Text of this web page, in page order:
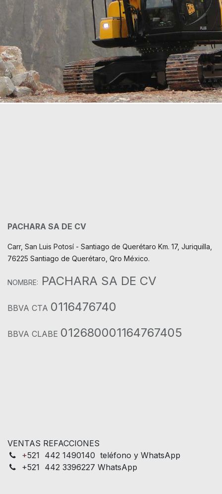
PACHARA SA DE CV
Carr, San Luis Potosí - Santiago de Querétaro Km. 17, Juriquilla,
76225 Santiago de Querétaro, Qro México.
NOMBRE: PACHARA SA DE CV
BBVA CTA 0116476740
BBVA CLABE 012680001164767405
VENTAS REFACCIONES
+521 442 1490140 teléfono y WhatsApp
+521 442 3396227 WhatsApp